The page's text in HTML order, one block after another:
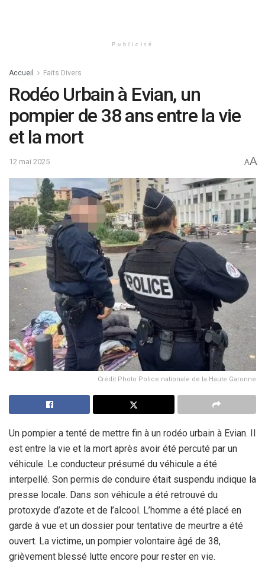
Publicité
Accueil Faits Divers
Rodéo Urbain à Evian, un
pompier de 38 ans entre la vie
et la mort
12 mai 2025 AA
Crédit Photo Police nationale de la Haute Garonne
Un pompier a tenté de mettre fin à un rodéo urbain à Evian. Il
est entre la vie et la mort après avoir été percuté par un
véhicule. Le conducteur présumé du véhicule a été
interpellé. Son permis de conduire était suspendu indique la
presse locale. Dans son véhicule a été retrouvé du
protoxyde d’azote et de l’alcool. L’homme a été placé en
garde à vue et un dossier pour tentative de meurtre a été
ouvert. La victime, un pompier volontaire âgé de 38,
grièvement blessé lutte encore pour rester en vie.